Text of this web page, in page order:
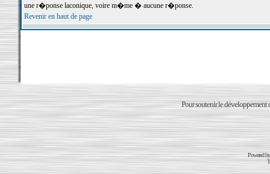
une r�ponse laconique, voire m�me � aucune r�ponse.
Revenir en haut de page
Pour soutenir le développement
Powered